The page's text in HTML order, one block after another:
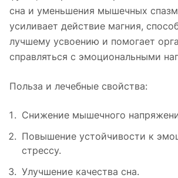
сна и уменьшения мышечных
усиливает действие магния,
лучшему усвоению и помогает
справляться с эмоциональными
Польза и лечебные свойства:
Снижение мышечного
Повышение устойчивости к
стрессу.
Улучшение качества сна.